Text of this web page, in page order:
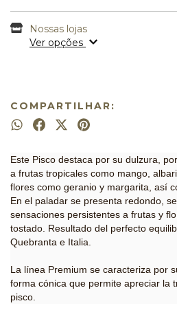
Nossas lojas
Ver opções
COMPARTILHAR:
Este Pisco destaca por su dulzura,
a frutas tropicales como mango,
flores como geranio y margarita, así
En el paladar se presenta redondo,
sensaciones persistentes a frutas y
tostado. Resultado del perfecto
Quebranta e Italia.
La línea Premium se caracteriza por
forma cónica que permite apreciar la
pisco.